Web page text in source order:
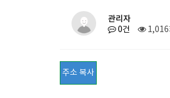
관리자
0건 1,016
주소 복사